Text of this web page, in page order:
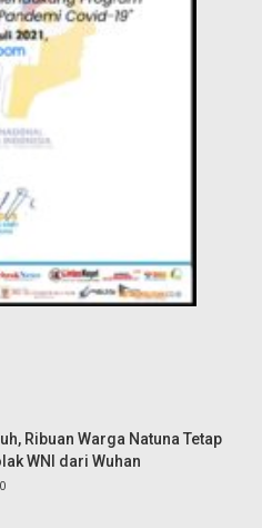
Ribuan Warga Natuna Tetap
WNI dari Wuhan